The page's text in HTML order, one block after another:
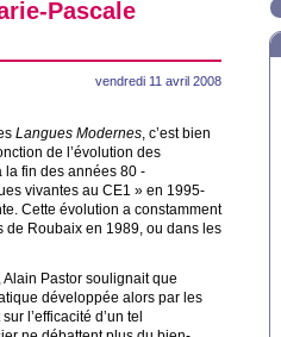
Pascale
vendredi 11 avril 2008
Langues Modernes, c’est bien
de l’évolution des
la fin des années 80 -
vivantes au CE1 » en 1995-
Cette évolution a constamment
de Roubaix en 1989, ou dans les
Pastor soulignait que
développée alors par les
l’efficacité d’un tel